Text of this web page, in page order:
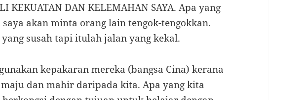
KEKUATAN DAN KELEMAHAN SAYA. Apa yang
akan minta orang lain tengok-tengokkan.
susah tapi itulah jalan yang kekal.
kepakaran mereka (bangsa Cina) kerana
dan mahir daripada kita. Apa yang kita